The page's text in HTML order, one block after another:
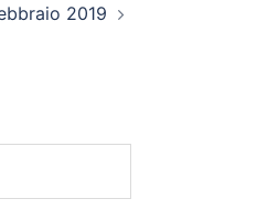
2019